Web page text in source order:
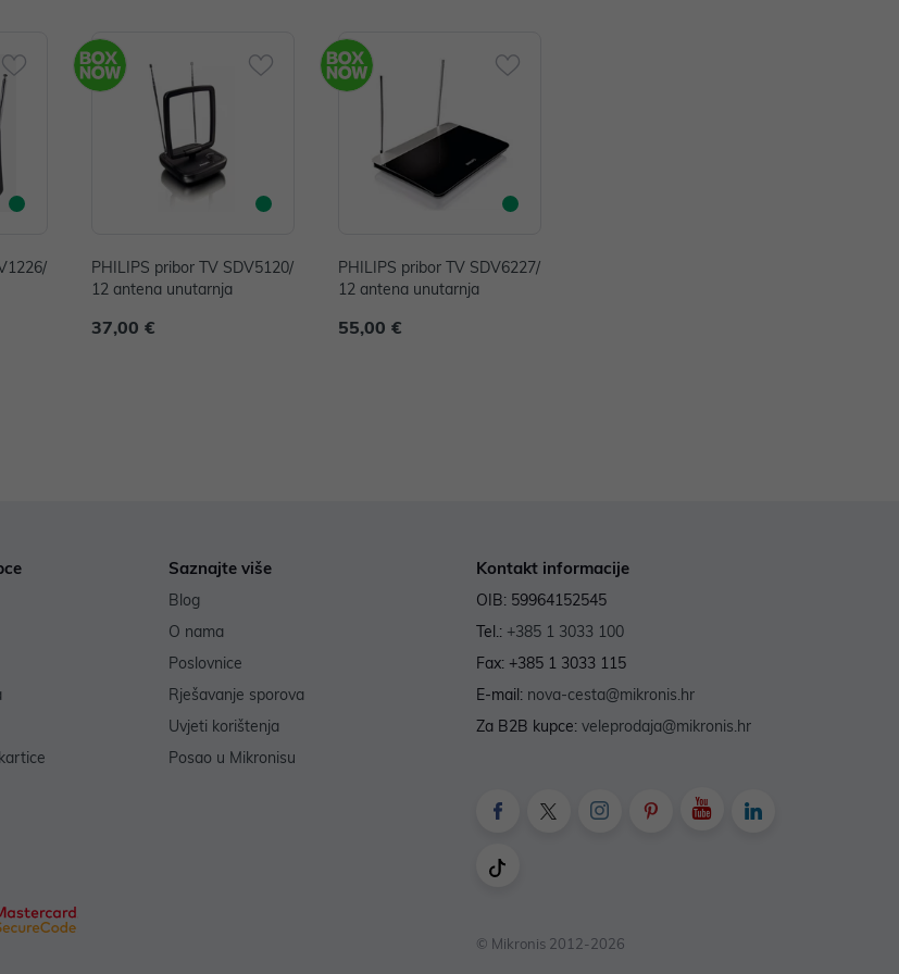
PHILIPS pribor TV SDV5120/
12 antena unutarnja
37,00 €
PHILIPS pribor TV SDV6227/
12 antena unutarnja
55,00 €
Saznajte više
Blog
O nama
Poslovnice
Rješavanje sporova
Uvjeti korištenja
Posao u Mikronisu
Kontakt informacije
OIB: 59964152545
Tel.: +385 1 3033 100
Fax: +385 1 3033 115
E-mail: nova-cesta@mikronis.hr
Za B2B kupce: veleprodaja@mikronis.hr
© Mikronis 2012-2026